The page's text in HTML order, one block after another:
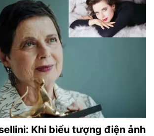
Khi biểu tượng điện ảnh